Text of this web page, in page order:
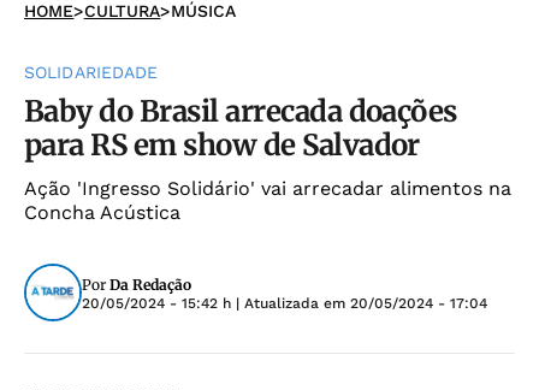
HOME>CULTURA>MÚSICA
SOLIDARIEDADE
Baby do Brasil arrecada doações
para RS em show de Salvador
Ação 'Ingresso Solidário' vai arrecadar alimentos na
Concha Acústica
Por Da Redação
20/05/2024 - 15:42 h | Atualizada em 20/05/2024 - 17:04